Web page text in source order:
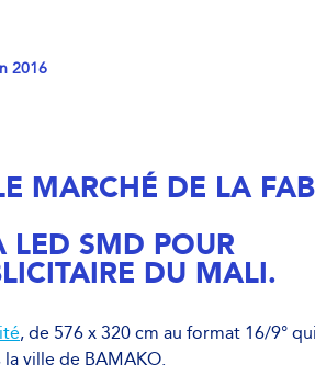
2016
MARCHÉ DE LA
LED SMD POUR
DU MALI.
, de 576 x 320 cm au format 16/9°
ville de BAMAKO.